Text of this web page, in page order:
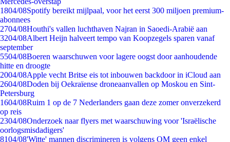
1804/08Spotify bereikt mijlpaal, voor het eerst 300 miljoen premium-
abonnees
2704/08Houthi's vallen luchthaven Najran in Saoedi-Arabië aan
3204/08Albert Heijn halveert tempo van Koopzegels sparen vanaf
september
5504/08Boeren waarschuwen voor lagere oogst door aanhoudende
hitte en droogte
2004/08Apple vecht Britse eis tot inbouwen backdoor in iCloud aan
2604/08Doden bij Oekraïense droneaanvallen op Moskou en Sint-
Petersburg
1604/08Ruim 1 op de 7 Nederlanders gaan deze zomer onverzekerd
op reis
2304/08Onderzoek naar flyers met waarschuwing voor 'Israëlische
oorlogsmisdadigers'
8104/08'Witte' mannen discrimineren is volgens OM geen enkel